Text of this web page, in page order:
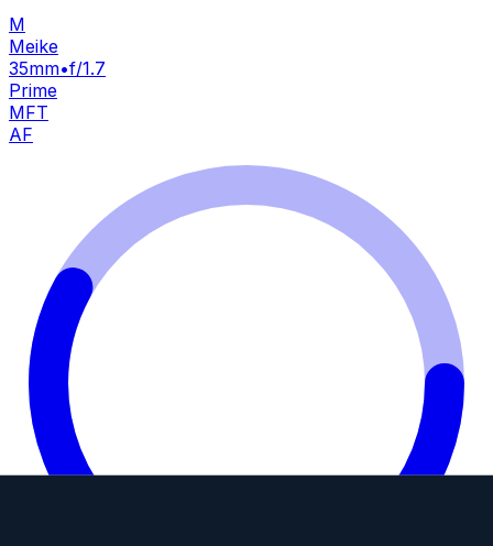
M
Meike
35mm•f/1.7
Prime
MFT
AF